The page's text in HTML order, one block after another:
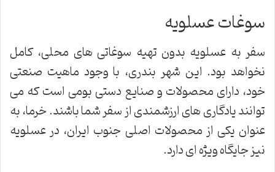
سوغات عسلویه
سفر به عسلویه بدون تهیه سوغاتی های محلی، کامل
نخواهد بود. این شهر بندری، با وجود ماهیت صنعتی
خود، دارای محصولات و صنایع دستی بومی است که می
توانند یادگاری های ارزشمندی از سفر شما باشند. خرما، به
عنوان یکی از محصولات اصلی جنوب ایران، در عسلویه
نیز جایگاه ویژه ای دارد.